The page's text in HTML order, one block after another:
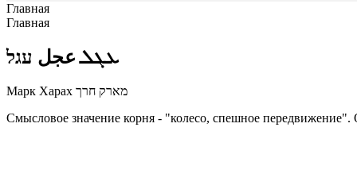
Главная
Главная
ܥܓܠ عجل עגל
Марк Харах מארק חרך
Смысловое значение корня - "колесо, спешное